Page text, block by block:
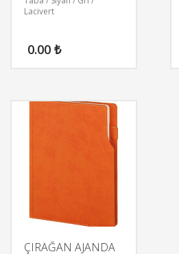
Lacivert
0.00 ₺
ÇIRAĞAN AJANDA